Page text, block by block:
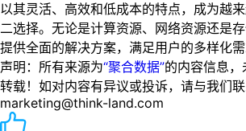
以其灵活、高效和低成本的特点，成为越
二选择。无论是计算资源、网络资源还是
提供全面的解决方案，满足用户的多样化需
声明：所有来源为“聚合数据”的内容信息
转载！如对内容有异议或投诉，请与我们联
marketing@think-land.com